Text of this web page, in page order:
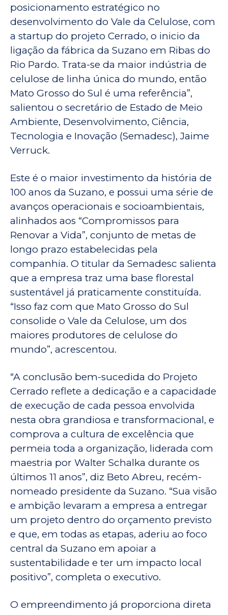
posicionamento estratégico no
desenvolvimento do Vale da Celulose, com
a startup do projeto Cerrado, o inicio da
ligação da fábrica da Suzano em Ribas do
Rio Pardo. Trata-se da maior indústria de
celulose de linha única do mundo, então
Mato Grosso do Sul é uma referência”,
salientou o secretário de Estado de Meio
Ambiente, Desenvolvimento, Ciência,
Tecnologia e Inovação (Semadesc), Jaime
Verruck.
Este é o maior investimento da história de
100 anos da Suzano, e possui uma série de
avanços operacionais e socioambientais,
alinhados aos “Compromissos para
Renovar a Vida”, conjunto de metas de
longo prazo estabelecidas pela
companhia. O titular da Semadesc salienta
que a empresa traz uma base florestal
sustentável já praticamente constituída.
“Isso faz com que Mato Grosso do Sul
consolide o Vale da Celulose, um dos
maiores produtores de celulose do
mundo”, acrescentou.
“A conclusão bem-sucedida do Projeto
Cerrado reflete a dedicação e a capacidade
de execução de cada pessoa envolvida
nesta obra grandiosa e transformacional, e
comprova a cultura de excelência que
permeia toda a organização, liderada com
maestria por Walter Schalka durante os
últimos 11 anos”, diz Beto Abreu, recém-
nomeado presidente da Suzano. “Sua visão
e ambição levaram a empresa a entregar
um projeto dentro do orçamento previsto
e que, em todas as etapas, aderiu ao foco
central da Suzano em apoiar a
sustentabilidade e ter um impacto local
positivo”, completa o executivo.
O empreendimento já proporciona direta